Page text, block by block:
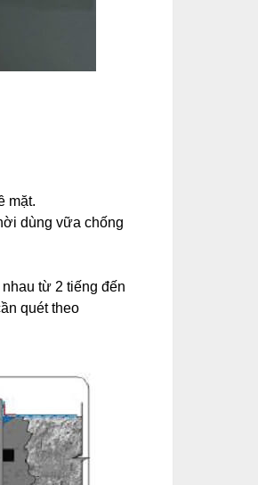
mặt.
dùng vữa chống
từ 2 tiếng đến
quét theo